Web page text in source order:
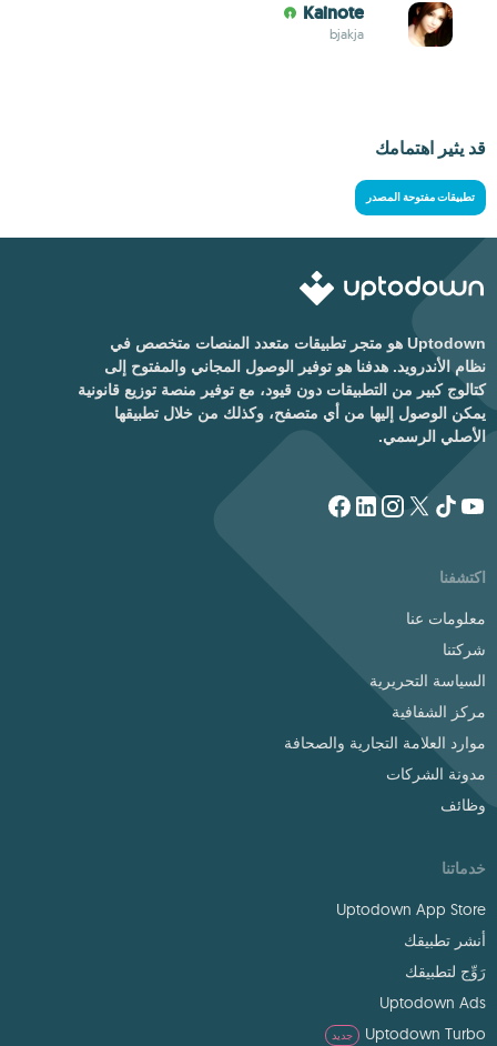
Kainote
bjakja
قد يثير اهتمامك
تطبيقات مفتوحة المصدر
Uptodown هو متجر تطبيقات متعدد المنصات متخصص في
نظام الأندرويد. هدفنا هو توفير الوصول المجاني والمفتوح إلى
كتالوج كبير من التطبيقات دون قيود، مع توفير منصة توزيع قانونية
يمكن الوصول إليها من أي متصفح، وكذلك من خلال تطبيقها
الأصلي الرسمي.
اكتشفنا
معلومات عنا
شركتنا
السياسة التحريرية
مركز الشفافية
موارد العلامة التجارية والصحافة
مدونة الشركات
وظائف
خدماتنا
Uptodown App Store
أنشر تطبيقك
رَوِّج لتطبيقك
Uptodown Ads
Uptodown Turbo
جديد